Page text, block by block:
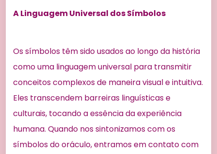
A Linguagem Universal dos Símbolos
Os símbolos têm sido usados ao longo da história
como uma linguagem universal para transmitir
conceitos complexos de maneira visual e intuitiva.
Eles transcendem barreiras linguísticas e
culturais, tocando a essência da experiência
humana. Quando nos sintonizamos com os
símbolos do oráculo, entramos em contato com